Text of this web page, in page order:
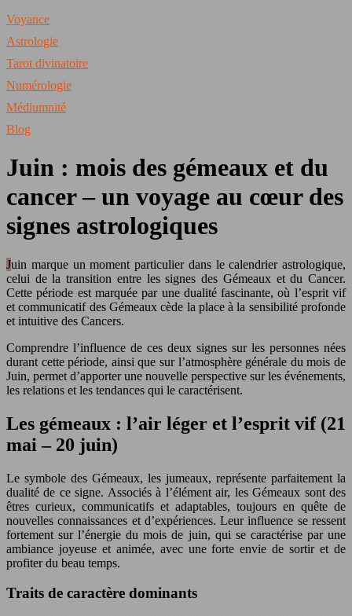
Voyance
Astrologie
Tarot divinatoire
Numérologie
Médiumnité
Blog
Juin : mois des gémeaux et du
cancer – un voyage au cœur des
signes astrologiques
Juin marque un moment particulier dans le calendrier astrologique,
celui de la transition entre les signes des Gémeaux et du Cancer.
Cette période est marquée par une dualité fascinante, où l’esprit vif
et communicatif des Gémeaux cède la place à la sensibilité profonde
et intuitive des Cancers.
Comprendre l’influence de ces deux signes sur les personnes nées
durant cette période, ainsi que sur l’atmosphère générale du mois de
Juin, permet d’apporter une nouvelle perspective sur les événements,
les relations et les tendances qui le caractérisent.
Les gémeaux : l’air léger et l’esprit vif (21
mai – 20 juin)
Le symbole des Gémeaux, les jumeaux, représente parfaitement la
dualité de ce signe. Associés à l’élément air, les Gémeaux sont des
êtres curieux, communicatifs et adaptables, toujours en quête de
nouvelles connaissances et d’expériences. Leur influence se ressent
fortement sur l’énergie du mois de juin, qui se caractérise par une
ambiance joyeuse et animée, avec une forte envie de sortir et de
profiter du beau temps.
Traits de caractère dominants